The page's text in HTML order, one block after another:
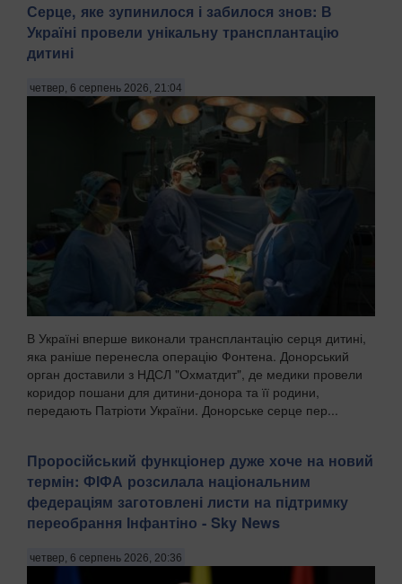
Серце, яке зупинилося і забилося знов: В
Україні провели унікальну трансплантацію
дитині
четвер, 6 серпень 2026, 21:04
В Україні вперше виконали трансплантацію серця дитині,
яка раніше перенесла операцію Фонтена. Донорський
орган доставили з НДСЛ "Охматдит", де медики провели
коридор пошани для дитини-донора та її родини,
передають Патріоти України. Донорське серце пер...
Проросійський функціонер дуже хоче на новий
термін: ФІФА розсилала національним
федераціям заготовлені листи на підтримку
переобрання Інфантіно - Sky News
четвер, 6 серпень 2026, 20:36